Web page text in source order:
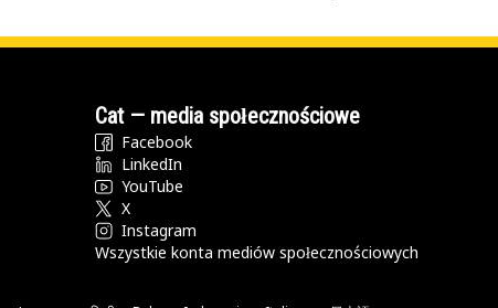
Cat — media społecznościowe
Facebook
LinkedIn
YouTube
X
Instagram
Wszystkie konta mediów społecznościowych